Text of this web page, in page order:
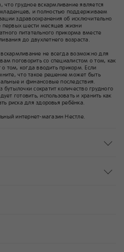
грудное вскармливание является
и полностью поддерживаем
здравоохранения об исключительно
первых шести месяцев жизни
питательного прикорма вместе
до двухлетнего возраста.
не всегда возможно для
поговорить со специалистом о том, как
том, когда вводить прикорм. Если
что такое решение может быть
и финансовые последствия.
сократит количество грудного
готовить, использовать и хранить как
риска для здоровья ребёнка.
интернет-магазин Нестле.